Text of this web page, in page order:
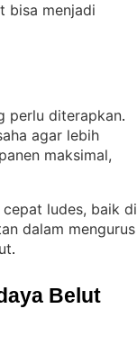
bisa menjadi
perlu diterapkan
agar lebih
maksimal,
ludes, baik di
dalam mengurus
.
Belut